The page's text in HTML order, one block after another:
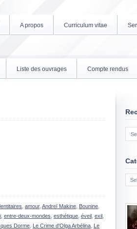
A propos Curriculum vitae
Liste des ouvrages Compte rendus
amour, Andreï Makine Bounine
entre-deux-mondes esthétique éveil exil
Dorme Le Crime d'Olga Arbélina Le